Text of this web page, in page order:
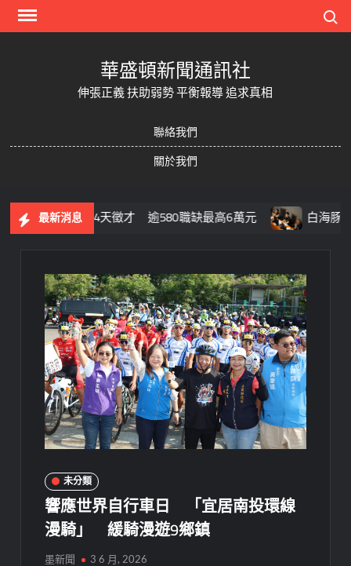
Skip
華盛頓新聞通訊社
伸張正義 扶助弱勢 平衡報導 追求真相
聯絡我們
關於我們
最新消息
8/11起連4天徵才 逾580職缺最高6萬元 白海豚殺到北
未分類
響應世界自行車日 「宜居南投環線
漫騎」 緩騎漫遊9鄉鎮
墨新聞 3 6 月, 2026